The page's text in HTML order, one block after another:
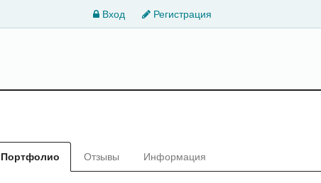
Вход Регистрация
Портфолио Отзывы Информация